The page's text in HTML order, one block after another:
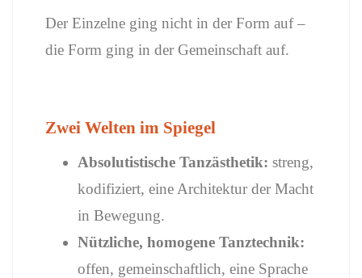
Der Einzelne ging nicht in der Form auf –
die Form ging in der Gemeinschaft auf.
Zwei Welten im Spiegel
Absolutistische Tanzästhetik: streng,
kodifiziert, eine Architektur der Macht
in Bewegung.
Nützliche, homogene Tanztechnik:
offen, gemeinschaftlich, eine Sprache